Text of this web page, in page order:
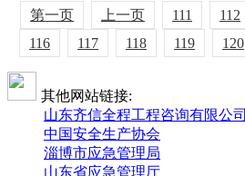
第一页 上一页 111 112
116
117 118 119 120
其他网站链接:
山东齐信全程工程咨询有限公司
中国安全生产协会
淄博市应急管理局
山东省应急管理厅